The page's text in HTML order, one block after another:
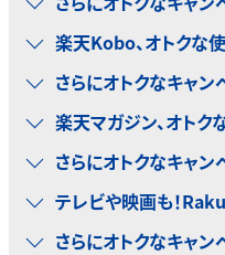
楽天Kobo、オトクな
さらにオトクなキャン
楽天マガジン、オトク
さらにオトクなキャン
テレビや映画も！
さらにオトクなキャン